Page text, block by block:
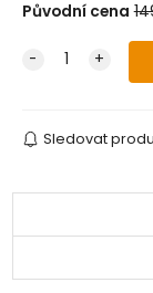
Původní cena
Sledovat